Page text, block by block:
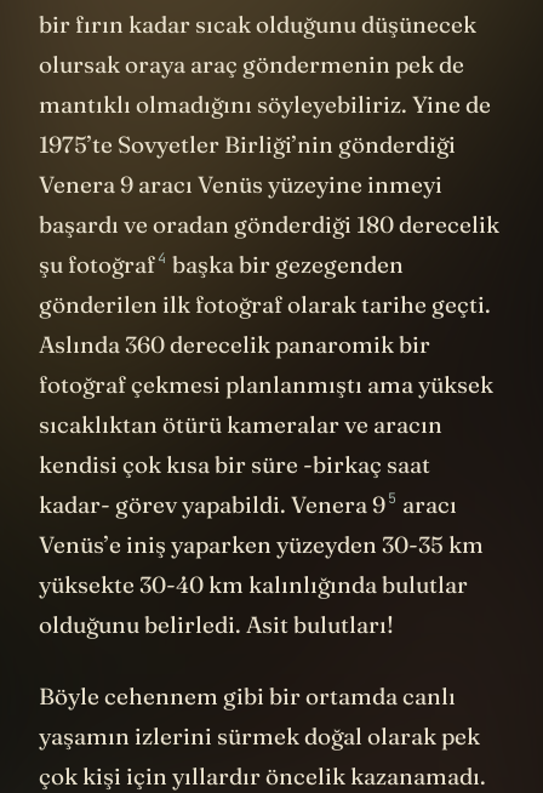
bir fırın kadar sıcak olduğunu düşünecek
olursak oraya araç göndermenin pek de
mantıklı olmadığını söyleyebiliriz. Yine de
1975’te Sovyetler Birliği’nin gönderdiği
Venera 9 aracı Venüs yüzeyine inmeyi
başardı ve oradan gönderdiği 180 derecelik
şu fotoğraf4 başka bir gezegenden
gönderilen ilk fotoğraf olarak tarihe geçti.
Aslında 360 derecelik panaromik bir
fotoğraf çekmesi planlanmıştı ama yüksek
sıcaklıktan ötürü kameralar ve aracın
kendisi çok kısa bir süre -birkaç saat
kadar- görev yapabildi. Venera 95 aracı
Venüs’e iniş yaparken yüzeyden 30-35 km
yüksekte 30-40 km kalınlığında bulutlar
olduğunu belirledi. Asit bulutları!
Böyle cehennem gibi bir ortamda canlı
yaşamın izlerini sürmek doğal olarak pek
çok kişi için yıllardır öncelik kazanamadı.